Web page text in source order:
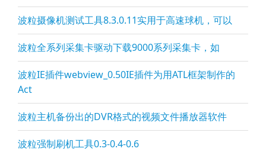
波粒摄像机测试工具8.3.0.11实用于高速球机，可以
波粒全系列采集卡驱动下载9000系列采集卡，如
波粒IE插件webview_0.50IE插件为用ATL框架制作的
Act
波粒主机备份出的DVR格式的视频文件播放器软件
波粒强制刷机工具0.3-0.4-0.6